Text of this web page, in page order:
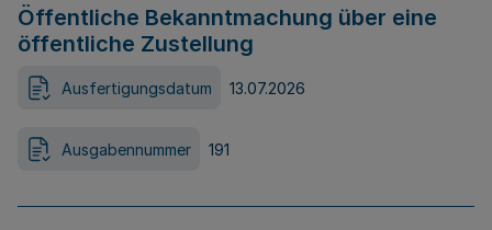
Öffentliche Bekanntmachung über eine
öffentliche Zustellung
Ausfertigungsdatum 13.07.2026
Ausgabennummer 191